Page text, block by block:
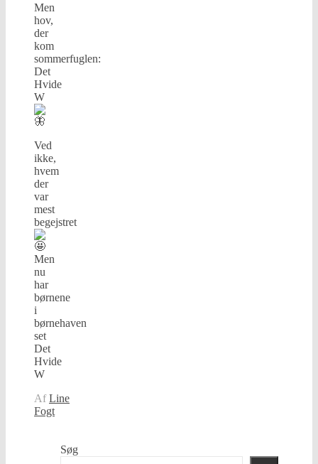
Men
hov,
der
kom
sommerfuglen:
Det
Hvide
W
Ved
ikke,
hvem
der
var
mest
begejstret
Men
nu
har
børnene
i
børnehaven
set
Det
Hvide
W
AfLine
Fogt
Søg